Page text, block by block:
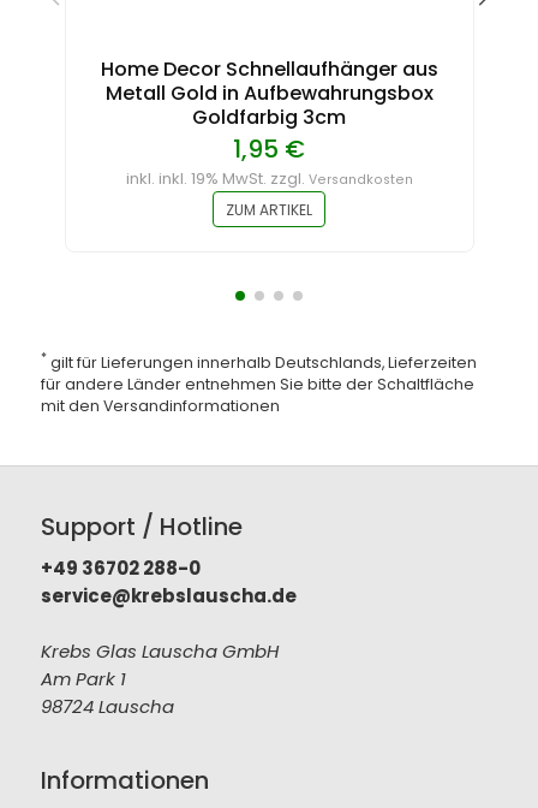
Home Decor Schnellaufhänger aus
Metall Gold in Aufbewahrungsbox
Goldfarbig 3cm
1,95 €
inkl. inkl. 19% MwSt. zzgl. Versandkosten
ZUM ARTIKEL
*gilt für Lieferungen innerhalb Deutschlands, Lieferzeiten
für andere Länder entnehmen Sie bitte der Schaltfläche
mit den Versandinformationen
Support / Hotline
+49 36702 288-0
service@krebslauscha.de
Krebs Glas Lauscha GmbH
Am Park 1
98724 Lauscha
Informationen